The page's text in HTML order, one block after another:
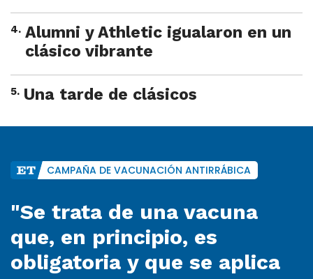
4. Alumni y Athletic igualaron en un
clásico vibrante
5. Una tarde de clásicos
CAMPAÑA DE VACUNACIÓN ANTIRRÁBICA
"Se trata de una vacuna
que, en principio, es
obligatoria y que se aplica